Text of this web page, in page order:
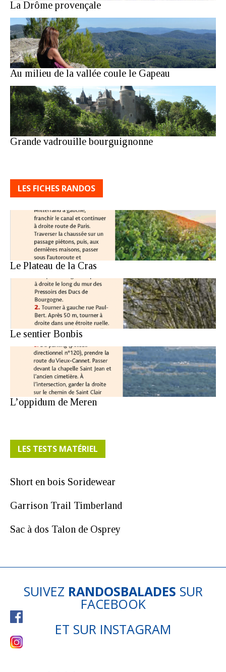
La Drôme provençale
Au milieu de la vallée coule le Gapeau
Grande vadrouille bourguignonne
LES FICHES RANDOS
Le Plateau de la Cras
Le sentier Bonbis
L’oppidum de Meren
LES TESTS MATÉRIEL
Short en bois Soridewear
Garrison Trail Timberland
Sac à dos Talon de Osprey
SUIVEZ RANDOSBALADES SUR
FACEBOOK
ET SUR INSTAGRAM